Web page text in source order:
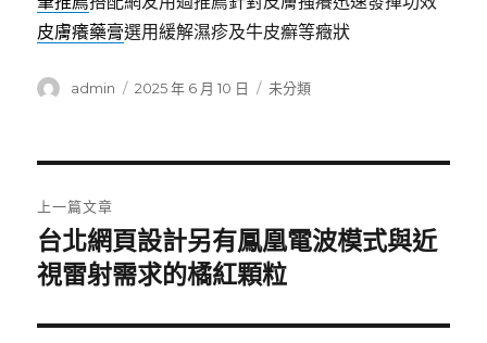
皮膚癢藥膏選用緩解濕疹及牛皮癬等癥狀
作
admin
發
2025 年 6 月 10 日
分
未分類
章
導
覽
上一篇文章
上
一
文
台北網頁設計另有鳳凰電波模式與近
視雷射需求的橘紅顆粒